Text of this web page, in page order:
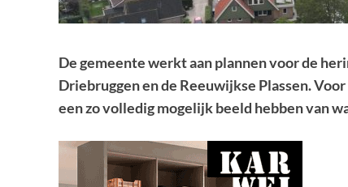
De gemeente werkt aan plannen voor de
Driebruggen en de Reeuwijkse Plassen.
een zo volledig mogelijk beeld hebben van